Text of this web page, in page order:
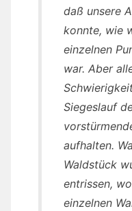
daß unsere
konnte, wie
einzelnen
war. Aber
Siegeslauf
aufhalten.
Waldstück
entrissen,
einzelnen